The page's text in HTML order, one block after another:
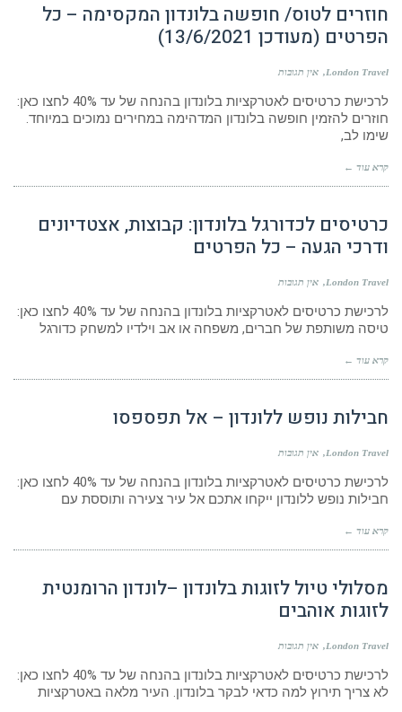
חוזרים לטוס/ חופשה בלונדון המקסימה – כל
הפרטים (מעודכן 13/6/2021)
London Travel אין תגובות
לרכישת כרטיסים לאטרקציות בלונדון בהנחה של עד 40% לחצו כאן:
חוזרים להזמין חופשה בלונדון המדהימה במחירים נמוכים במיוחד.
שימו לב,
קרא עוד ←
כרטיסים לכדורגל בלונדון: קבוצות, אצטדיונים
ודרכי הגעה – כל הפרטים
London Travel אין תגובות
לרכישת כרטיסים לאטרקציות בלונדון בהנחה של עד 40% לחצו כאן:
טיסה משותפת של חברים, משפחה או אב וילדיו למשחק כדורגל
קרא עוד ←
חבילות נופש ללונדון – אל תפספסו
London Travel אין תגובות
לרכישת כרטיסים לאטרקציות בלונדון בהנחה של עד 40% לחצו כאן:
חבילות נופש ללונדון ייקחו אתכם אל עיר צעירה ותוססת עם
קרא עוד ←
מסלולי טיול לזוגות בלונדון –לונדון הרומנטית
לזוגות אוהבים
London Travel אין תגובות
לרכישת כרטיסים לאטרקציות בלונדון בהנחה של עד 40% לחצו כאן:
לא צריך תירוץ למה כדאי לבקר בלונדון. העיר מלאה באטרקציות